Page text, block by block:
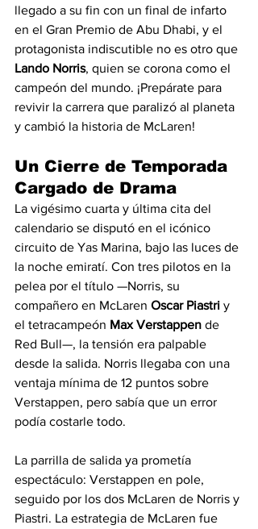
llegado a su fin con un final de infarto
en el Gran Premio de Abu Dhabi, y el
protagonista indiscutible no es otro que
Lando Norris, quien se corona como el
campeón del mundo. ¡Prepárate para
revivir la carrera que paralizó al planeta
y cambió la historia de McLaren!
Un Cierre de Temporada
Cargado de Drama
La vigésimo cuarta y última cita del
calendario se disputó en el icónico
circuito de Yas Marina, bajo las luces de
la noche emiratí. Con tres pilotos en la
pelea por el título —Norris, su
compañero en McLaren Oscar Piastri y
el tetracampeón Max Verstappen de
Red Bull—, la tensión era palpable
desde la salida. Norris llegaba con una
ventaja mínima de 12 puntos sobre
Verstappen, pero sabía que un error
podía costarle todo.
La parrilla de salida ya prometía
espectáculo: Verstappen en pole,
seguido por los dos McLaren de Norris y
Piastri. La estrategia de McLaren fue